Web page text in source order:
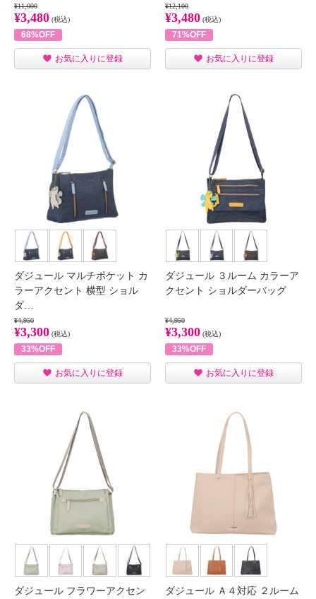
¥11,000
¥3,480 (税込)
68%OFF
お気に入りに登録
¥12,100
¥3,480 (税込)
71%OFF
お気に入りに登録
ダジュール マルチポケット カ
ラーアクセント 横型 ショル
ダ…
¥4,950
¥3,300 (税込)
33%OFF
お気に入りに登録
ダジュール ３ルーム カラーア
クセント ショルダーバッグ
¥4,950
¥3,300 (税込)
33%OFF
お気に入りに登録
ダジュール フラワーアクセン
ダジュール Ａ４対応 ２ルーム